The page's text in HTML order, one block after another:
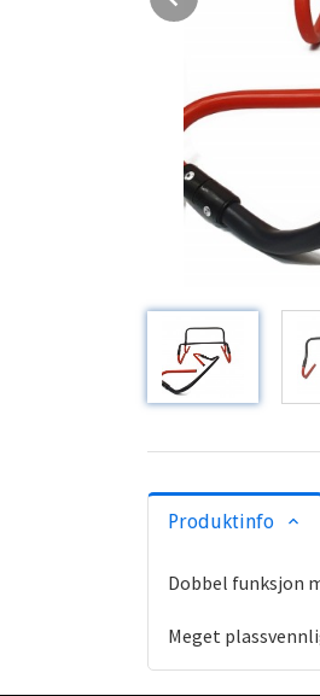
Produktinfo
Dobbel funksjon
Meget